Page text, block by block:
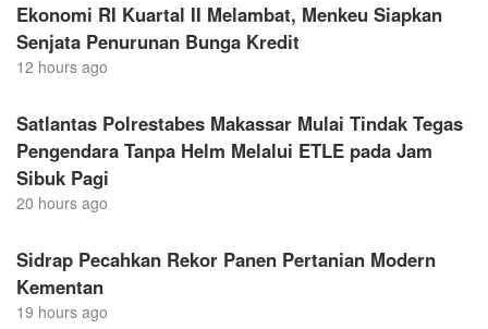
Ekonomi RI Kuartal II Melambat, Menkeu Siapkan
Senjata Penurunan Bunga Kredit
12 hours ago
Satlantas Polrestabes Makassar Mulai Tindak Tegas
Pengendara Tanpa Helm Melalui ETLE pada Jam
Sibuk Pagi
20 hours ago
Sidrap Pecahkan Rekor Panen Pertanian Modern
Kementan
19 hours ago